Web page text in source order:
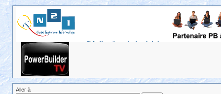
Aller à